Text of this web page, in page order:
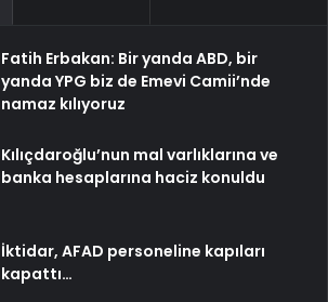
Fatih Erbakan: Bir yanda ABD, bir
yanda YPG biz de Emevi Camii’nde
namaz kılıyoruz
Kılıçdaroğlu’nun mal varlıklarına ve
banka hesaplarına haciz konuldu
İktidar, AFAD personeline kapıları
kapattı…